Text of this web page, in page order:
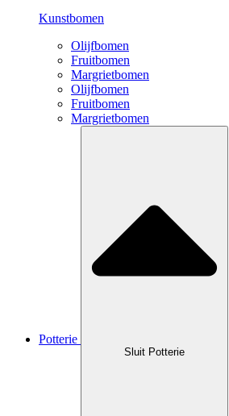
Kunstbomen
Olijfbomen
Fruitbomen
Margrietbomen
Olijfbomen
Fruitbomen
Margrietbomen
Potterie
Sluit Potterie